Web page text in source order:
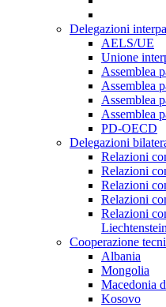
Delegazioni
AELS/UE
Unione
Assemblea
Assemblea
Assemblea
Assemblea
PD-OECD
Delegazioni
Relazioni
Relazioni
Relazioni
Relazioni
Relazioni
Cooperazione
Albania
Mongolia
Macedonia
Kosovo